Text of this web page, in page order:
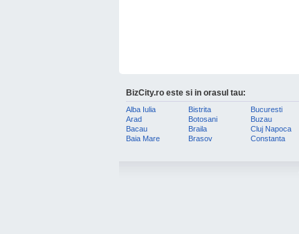
BizCity.ro este si in orasul tau:
Alba Iulia
Arad
Bacau
Baia Mare
Bistrita
Botosani
Braila
Brasov
Bucuresti
Buzau
Cluj Napoca
Constanta